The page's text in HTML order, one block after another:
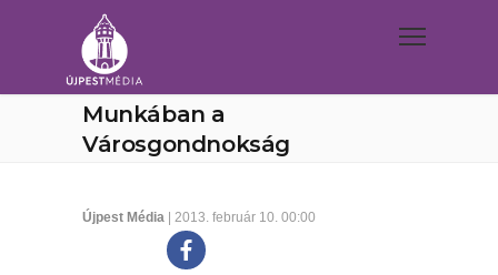
Munkában a
Városgondnokság
Újpest Média | 2013. február 10. 00:00